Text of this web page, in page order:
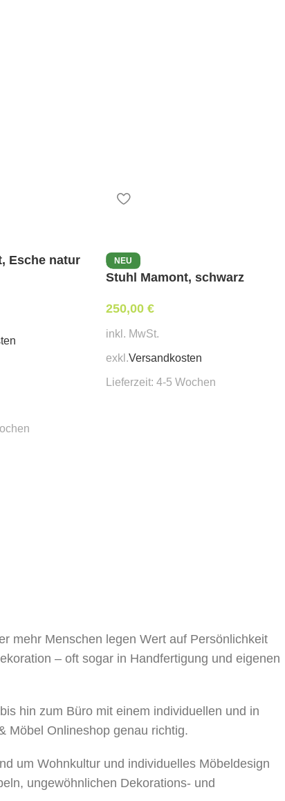
Esche natur NEU
Stuhl Mamont, schwarz
250,00€
inkl. MwSt.
exkl.Versandkosten
Lieferzeit:4-5 Wochen
mehr Menschen legen Wert auf Persönlichkeit
– oft sogar in Handfertigung und eigenen
hin zum Büro mit einem individuellen und in
Möbel Onlineshop genau richtig.
um Wohnkultur und individuelles Möbeldesign
ungewöhnlichen Dekorations- und